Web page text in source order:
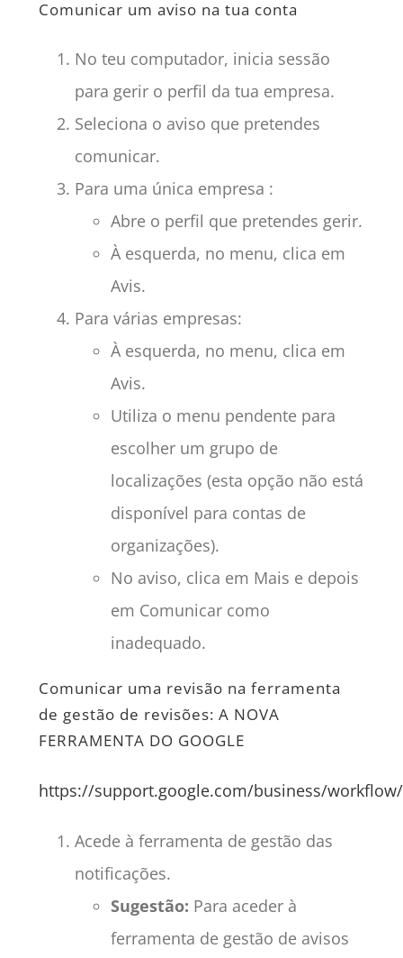
Comunicar um aviso na tua conta
No teu computador, inicia sessão
para gerir o perfil da tua empresa.
Seleciona o aviso que pretendes
comunicar.
Para uma única empresa :
Abre o perfil que pretendes gerir.
À esquerda, no menu, clica em
Avis.
Para várias empresas:
À esquerda, no menu, clica em
Avis.
Utiliza o menu pendente para
escolher um grupo de
localizações (esta opção não está
disponível para contas de
organizações).
No aviso, clica em Mais e depois
em Comunicar como
inadequado.
Comunicar uma revisão na ferramenta
de gestão de revisões: A NOVA
FERRAMENTA DO GOOGLE
https://support.google.com/business/workflow/
Acede à ferramenta de gestão das
notificações.
Sugestão: Para aceder à
ferramenta de gestão de avisos